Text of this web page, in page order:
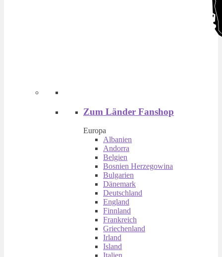
Zum Länder Fanshop
Europa
Albanien
Andorra
Belgien
Bosnien Herzegowina
Bulgarien
Dänemark
Deutschland
England
Finnland
Frankreich
Griechenland
Irland
Island